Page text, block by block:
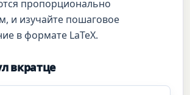
пропорционально
и изучайте пошаговое
в формате LaTeX.
вкратце